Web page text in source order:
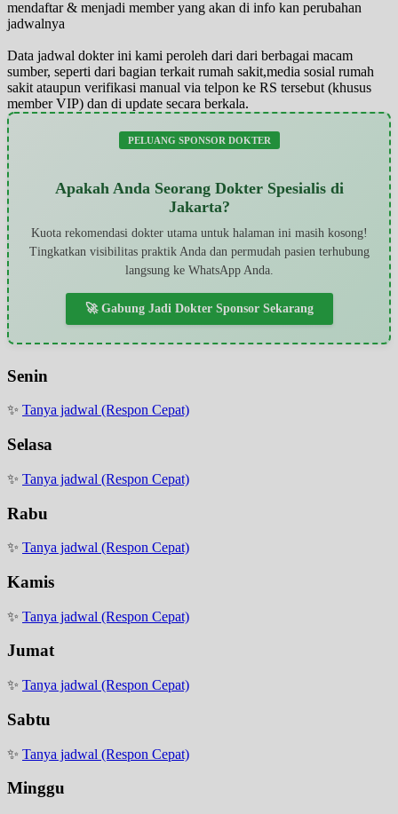
mendaftar & menjadi member yang akan di info kan perubahan
jadwalnya
Data jadwal dokter ini kami peroleh dari dari berbagai macam
sumber, seperti dari bagian terkait rumah sakit,media sosial rumah
sakit ataupun verifikasi manual via telpon ke RS tersebut (khusus
member VIP) dan di update secara berkala.
PELUANG SPONSOR DOKTER
Apakah Anda Seorang Dokter Spesialis di
Jakarta?
Kuota rekomendasi dokter utama untuk halaman ini masih kosong!
Tingkatkan visibilitas praktik Anda dan permudah pasien terhubung
langsung ke WhatsApp Anda.
🚀 Gabung Jadi Dokter Sponsor Sekarang
Senin
✨ Tanya jadwal (Respon Cepat)
Selasa
✨ Tanya jadwal (Respon Cepat)
Rabu
✨ Tanya jadwal (Respon Cepat)
Kamis
✨ Tanya jadwal (Respon Cepat)
Jumat
✨ Tanya jadwal (Respon Cepat)
Sabtu
✨ Tanya jadwal (Respon Cepat)
Minggu